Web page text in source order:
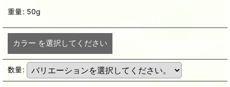
重量: 50g
カラー を選択してください
数量: